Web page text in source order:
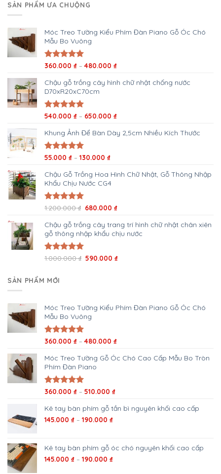
SẢN PHẨM ƯA CHUỘNG
Móc Treo Tường Kiểu Phím Đàn Piano Gỗ Óc Chó
Mẫu Bo Vuông
Được xếp
5 sao
360.000 ₫ – 480.000 ₫Khoảng
từ
Chậu gỗ trồng cây hình chữ nhật chống nước
D70xR20xC70cm
Được xếp
5 sao
540.000 ₫ – 650.000 ₫Khoảng
từ
Khung Ảnh Để Bàn Dày 2,5cm Nhiều Kích Thước
Được xếp
5 sao
55.000 ₫ – 130.000 ₫Khoảng
từ
55.000 ₫
Chậu Gỗ Trồng Hoa Hình Chữ Nhật, Gỗ Thông Nhập
Khẩu Chịu Nước CG4
Được xếp
5 sao
1.200.000₫ Giá
là:
1.200.000 ₫.
680.000₫Giá
tại
là:
Chậu gỗ trồng cây trang trí hình chữ nhật chân xiên
gỗ thông nhập khẩu chịu nước
Được xếp
1.000.000₫ Giá
590.000₫Giá
SẢN PHẨM MỚI
Móc Treo Tường Kiểu Phím Đàn Piano Gỗ Óc Chó
Mẫu Bo Vuông
Được xếp
5 sao
360.000 ₫ – 480.000 ₫Khoảng
từ
Móc Treo Tường Gỗ Óc Chó Cao Cấp Mẫu Bo Tròn
Phím Đàn Piano
Được xếp
5 sao
360.000 ₫ – 510.000 ₫Khoảng
từ
Kê tay bàn phím gỗ tần bì nguyên khối cao cấp
145.000 ₫ – 190.000 ₫Khoảng
145.000 ₫
Kê tay bàn phím gỗ óc chó nguyên khối cao cấp
145.000 ₫ – 190.000 ₫Khoảng